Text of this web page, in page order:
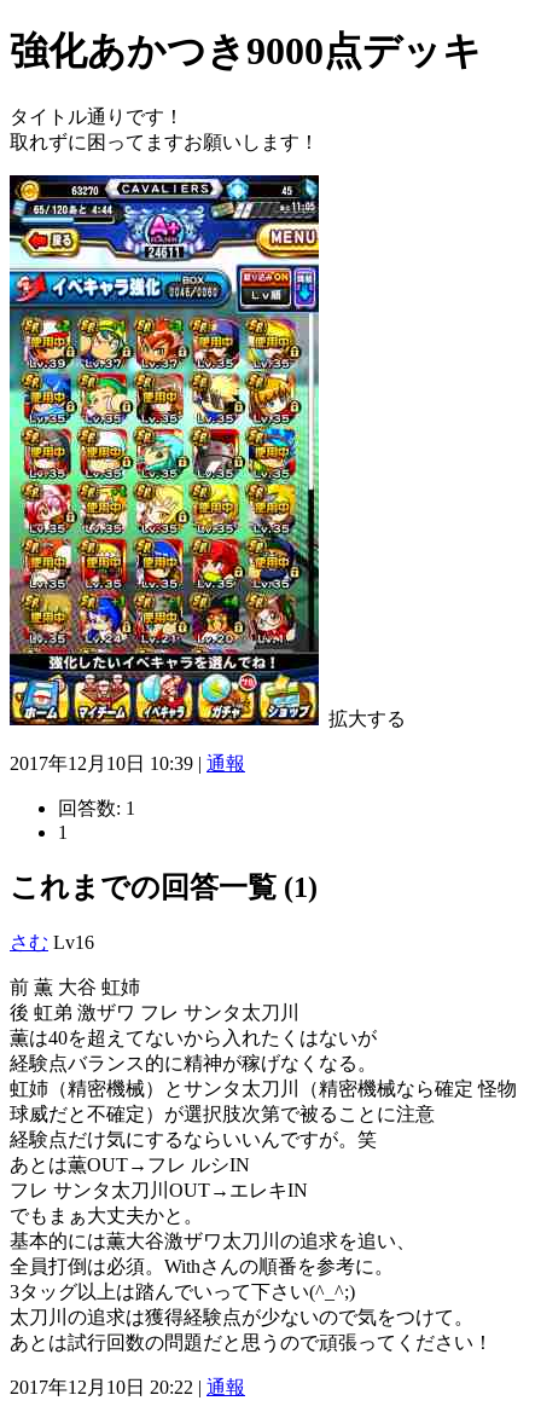
強化あかつき9000点デッキ
タイトル通りです！
取れずに困ってますお願いします！
拡大する
2017年12月10日 10:39 | 通報
回答数: 1
1
これまでの回答一覧 (1)
さむ Lv16
前 薫 大谷 虹姉
後 虹弟 激ザワ フレ サンタ太刀川
薫は40を超えてないから入れたくはないが
経験点バランス的に精神が稼げなくなる。
虹姉（精密機械）とサンタ太刀川（精密機械なら確定 怪物
球威だと不確定）が選択肢次第で被ることに注意
経験点だけ気にするならいいんですが。笑
あとは薫OUT→フレ ルシIN
フレ サンタ太刀川OUT→エレキIN
でもまぁ大丈夫かと。
基本的には薫大谷激ザワ太刀川の追求を追い、
全員打倒は必須。Withさんの順番を参考に。
3タッグ以上は踏んでいって下さい(^_^;)
太刀川の追求は獲得経験点が少ないので気をつけて。
あとは試行回数の問題だと思うので頑張ってください！
2017年12月10日 20:22 | 通報